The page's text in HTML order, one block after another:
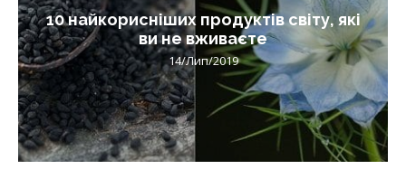
10 найкорисніших продуктів світу, які
ви не вживаєте
14/Лип/2019